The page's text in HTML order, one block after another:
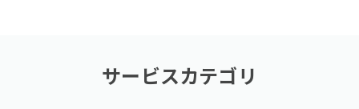
サービスカテゴリ